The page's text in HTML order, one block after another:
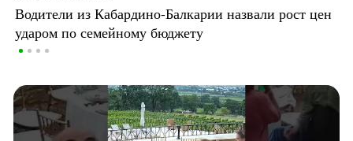
Водители из Кабардино-Балкарии назвали рост цен
ударом по семейному бюджету